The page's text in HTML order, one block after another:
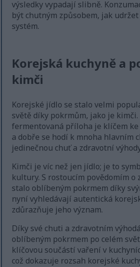
výsledky vypadají slibně.
být chutným způsobem, jak
systém.
Korejská kuchyně a
kimči
Korejské jídlo se stalo velmi
světě díky pokrmům, jako je kimči.
fermentovaná příloha je klíčem
a dobře se hodí k mnoha hlavním
jedinečnou chuť a zdravotní
Kimči je víc než jen jídlo; je to
kultury. S rostoucím povědomím o
stalo oblíbeným pokrmem díky
nyní vyhledávají autentická
zdůrazňuje jeho význam.
Díky své chuti a zdravotním
oblíbeným pokrmem po celém
klíčovou součástí vaření v
což dokazuje rozsah korejské